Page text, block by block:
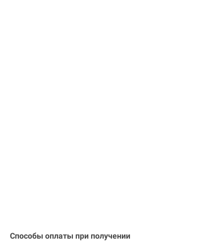
Способы оплаты при получении